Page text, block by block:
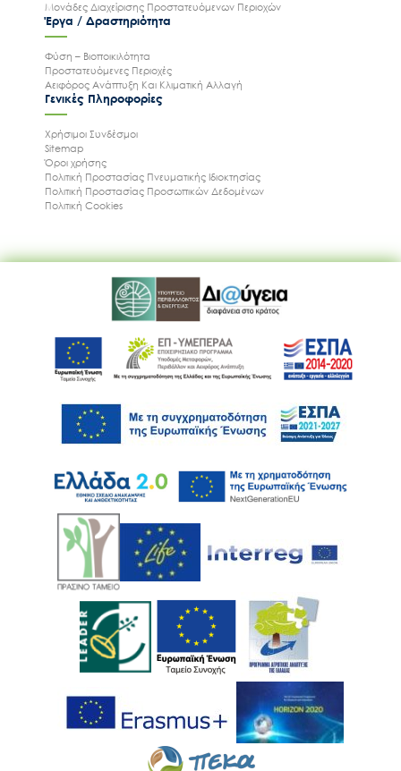
Ακολουθήστε μας
Μονάδες Διαχείρισης Προστατευόμενων Περιοχών
Έργα / Δραστηριότητα
Φύση – Βιοποικιλότητα
Προστατευόμενες Περιοχές
Αειφόρος Ανάπτυξη Και Κλιματική Αλλαγή
Γενικές Πληροφορίες
Χρήσιμοι Συνδέσμοι
Sitemap
Όροι χρήσης
Πολιτική Προστασίας Πνευματικής Ιδιοκτησίας
Πολιτική Προστασίας Προσωπικών Δεδομένων
Πολιτική Cookies